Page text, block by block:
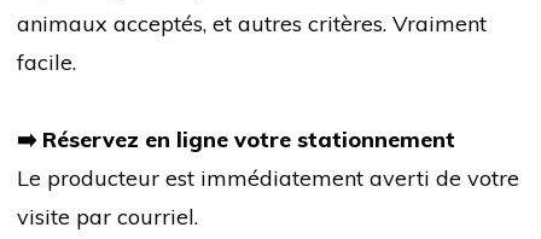
animaux acceptés, et autres critères. Vraiment
facile.
➡️ Réservez en ligne votre stationnement
Le producteur est immédiatement averti de votre
visite par courriel.